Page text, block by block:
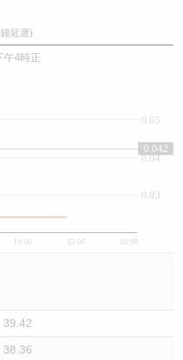
延遲)
午4時正
14:00 15:00 16:00
0.03
0.04
0.05
0.042
39.42
38.36